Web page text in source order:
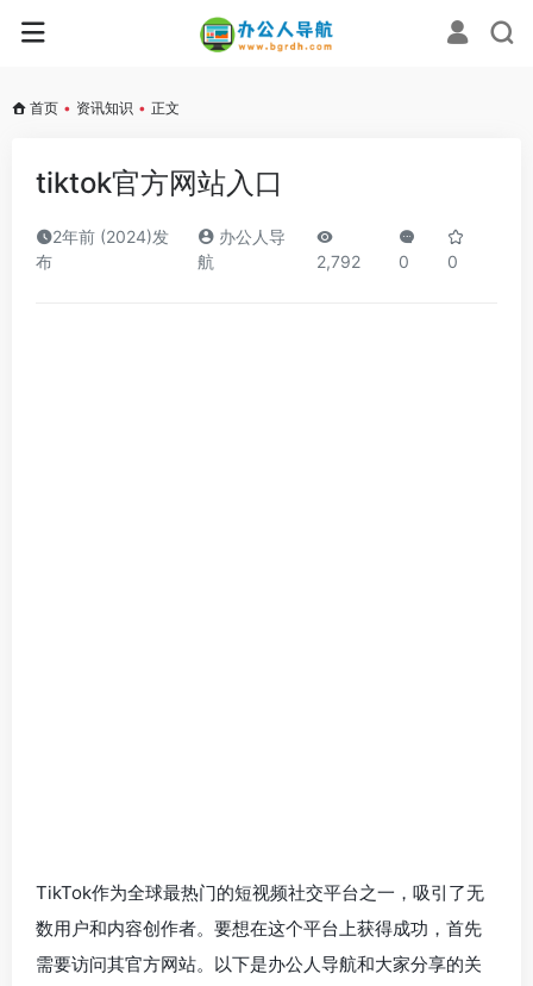
首页 • 资讯知识 • 正文
tiktok官方网站入口
2年前 (2024)发
布
办公人导
航
2,792 0 0
TikTok作为全球最热门的短视频社交平台之一，吸引了无
数用户和内容创作者。要想在这个平台上获得成功，首先
需要访问其官方网站。以下是办公人导航和大家分享的关